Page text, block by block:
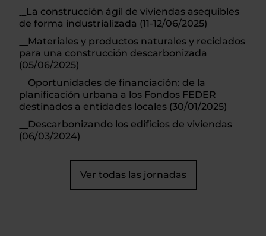
La construcción ágil de viviendas asequibles
de forma industrializada (11-12/06/2025)
Materiales y productos naturales y reciclados
para una construcción descarbonizada
(05/06/2025)
Oportunidades de financiación: de la
planificación urbana a los Fondos FEDER
destinados a entidades locales (30/01/2025)
Descarbonizando los edificios de viviendas
(06/03/2024)
Ver todas las jornadas